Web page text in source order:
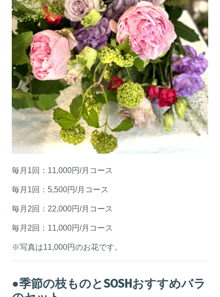
毎月1回：11,000円/月コース
毎月1回：5,500円/月コース
毎月2回：22,000円/月コース
毎月2回：11,000円/月コース
※写真は11,000円のお花です。
●季節の枝ものとSOSHおすすめバラ